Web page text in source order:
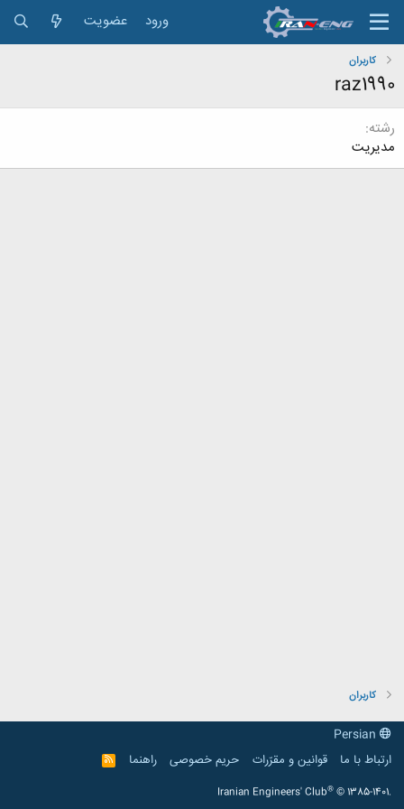
ورود عضویت
کاربران
raz1990
رشته
مدیریت
کاربران
ارتباط با ما
قوانین و مقرّرات حریم خصوصی راهنما
R
S
Iranian Engineers' Club® © 1385-1401.